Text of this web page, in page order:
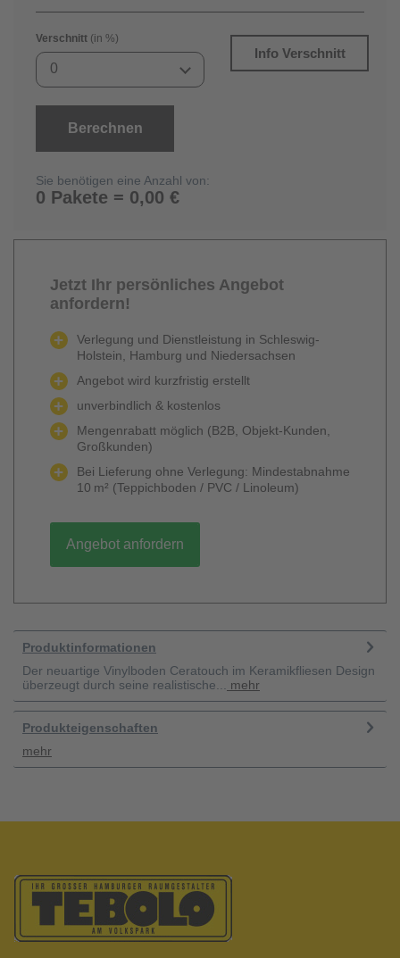
Verschnitt (in %)
0
Info Verschnitt
Berechnen
Sie benötigen eine Anzahl von:
0 Pakete = 0,00 €
Jetzt Ihr persönliches Angebot
anfordern!
Verlegung und Dienstleistung in Schleswig-
Holstein, Hamburg und Niedersachsen
Angebot wird kurzfristig erstellt
unverbindlich & kostenlos
Mengenrabatt möglich (B2B, Objekt-Kunden,
Großkunden)
Bei Lieferung ohne Verlegung: Mindestabnahme
10 m² (Teppichboden / PVC / Linoleum)
Angebot anfordern
Produktinformationen
Der neuartige Vinylboden Ceratouch im Keramikfliesen Design
überzeugt durch seine realistische...
mehr
Produkteigenschaften
mehr